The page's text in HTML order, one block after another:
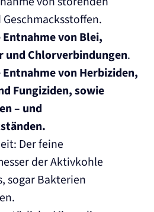
von Blei,
und Chlorverbindungen.
von Herbiziden,
Fungiziden, sowie
– und
Der feine
der Aktivkohle
sogar Bakterien